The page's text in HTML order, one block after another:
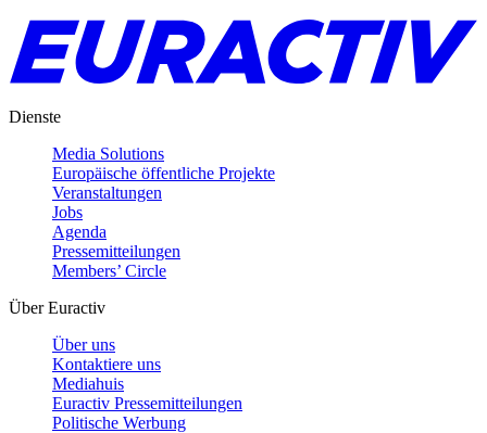
Dienste
Media Solutions
Europäische öffentliche Projekte
Veranstaltungen
Jobs
Agenda
Pressemitteilungen
Members’ Circle
Über Euractiv
Über uns
Kontaktiere uns
Mediahuis
Euractiv Pressemitteilungen
Politische Werbung